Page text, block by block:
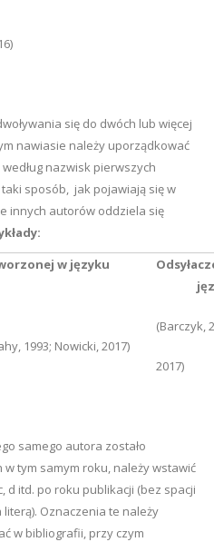
się do dwóch lub więcej
nawiasie należy uporządkować
nazwisk pierwszych
sposób, jak pojawiają się w
innych autorów oddziela się
w języku
1993; Nowicki, 2017)
(Barczyk,
2017)
samego autora zostało
tym samym roku, należy wstawić
d itd. po roku publikacji (bez spacji
literą). Oznaczenia te należy
w bibliografii, przy czym